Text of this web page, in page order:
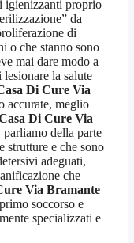
igienizzanti proprio
da
di
o che stanno sono
mai dare modo a
la salute
Di Cure Via
accurate, meglio
Di Cure Via
della parte
strutture e che sono
adeguati,
che
Via Bramante
soccorso e
specializzati e